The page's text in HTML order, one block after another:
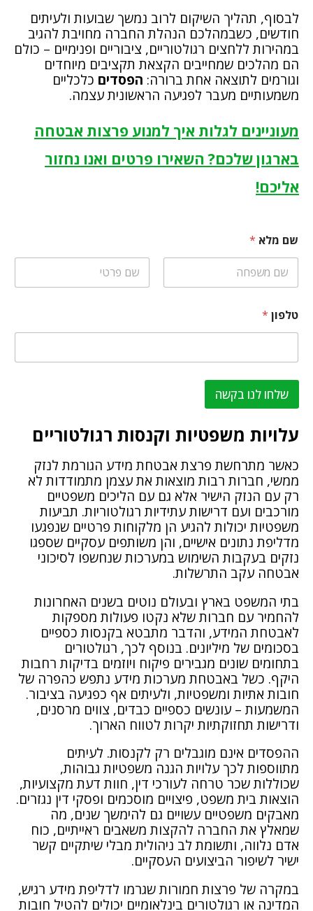
לבסוף, תהליך השיקום לרוב נמשך שבועות ולעיתים
חודשים, כשבמהלכם הנהלת החברה מחויבת להגיב
במהירות ללחצים רגולטוריים, ציבוריים ופנימיים – כולם
הם מהלכים שמחייבים הקצאת תקציבים מיוחדים
וגורמים לתוצאה אחת ברורה: הפסדים כלכליים
משמעותיים מעבר לפגיעה הראשונית עצמה.
מעוניינים לגלות איך למנוע פרצות אבטחה
בארגון שלכם? השאירו פרטים ואנו נחזור
אליכם!
שם מלא *
טלפון *
שלחו לנו בקשה
עלויות משפטיות וקנסות רגולטוריים
כאשר מתרחשת פרצת אבטחת מידע הגורמת לנזק
ממשי, חברות רבות מוצאות את עצמן מתמודדות לא
רק עם הנזק הישיר אלא גם עם הליכים משפטיים
מורכבים ועם דרישות עתידיות רגולטוריות. תביעות
משפטיות יכולות להגיע הן מלקוחות פרטיים שנפגעו
מדליפת נתונים אישיים, והן משותפים עסקיים שספגו
נזקים בעקבות השימוש במערכות שנחשפו לסיכוני
אבטחה עקב התרשלות.
בתי המשפט בארץ ובעולם נוטים בשנים האחרונות
להחמיר עם חברות שלא נקטו פעולות מספקות
לאבטחת המידע, והדבר מתבטא בקנסות כספיים
בסכומים של מיליונים. בנוסף לכך, רגולטורים
בתחומים שונים מגבירים פיקוח ויוזמים בדיקות רחבות
היקף. כשל באבטחת מערכות מידע נתפש כהפרה של
חובות אתיות ומשפטיות, ולעיתים אף כפגיעה בציבור.
המשמעות – עונשים כספיים כבדים, צווים מרסנים,
ודרישות תחזוקתיות יקרות לטווח הארוך.
ההפסדים אינם מוגבלים רק לקנסות. לעיתים
מתווספות לכך עלויות הגנה משפטיות גבוהות,
שכוללות שכר טרחה לעורכי דין, חוות דעת מקצועיות,
הוצאות בית משפט, פיצויים מוסכמים ופסקי דין נגזרים.
מאבקים משפטיים עשויים גם להימשך שנים, מה
שמאלץ את החברה להקצות משאבים ראייתיים, כוח
אדם נלווה, ותשומת לב ניהולית מבלי שיתקיים קשר
ישיר לשיפור הביצועים העסקיים.
במקרה של פרצות חמורות שגרמו לדליפת מידע רגיש,
המדינה או רגולטורים בינלאומיים יכולים להטיל חובות